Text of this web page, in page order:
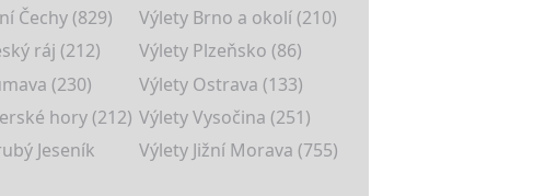
Čechy (829)
Výlety Brno a okolí (210)
ráj (212)
Výlety Plzeňsko (86)
(230)
Výlety Ostrava (133)
hory (212) Výlety Vysočina (251)
Jeseník
Výlety Jižní Morava (755)